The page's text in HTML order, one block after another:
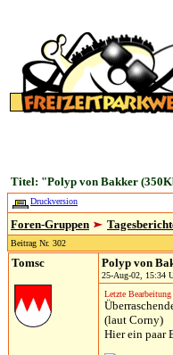
Titel: "Polyp von Bakker
Druckversion
Foren-Gruppen
Beitrag Nr. 302
Tomsc Polyp von
25-Aug-02, 15:34
Letzte
(laut Corny)
Hier ein paar